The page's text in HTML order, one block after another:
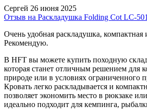
Сергей 26 июня 2025
Отзыв на Раскладушка Folding Cot LC-501
Очень удобная раскладушка, компактная
Рекомендую.
В HFT вы можете купить походную
которая станет отличным решением для
природе или в условиях ограниченного
Кровать легко раскладывается и
позволяет экономить место в рюкзаке
идеально подходит для кемпинга,